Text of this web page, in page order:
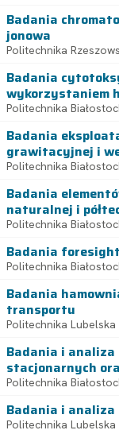
Badania
jonowa
Politechnika
Badania
wykorzystaniem
Politechnika
Badania
grawitacyjnej i
Politechnika
Badania
naturalnej i
Politechnika
Badania
Politechnika
Badania
transportu
Politechnika Lubelska
Badania i
stacjonarnych
Politechnika
Badania i analiza
Politechnika Lubelska